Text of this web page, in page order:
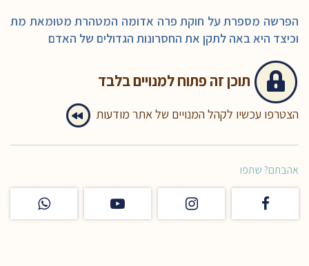
הפרשה מספרת על חוקת פרה אדומה המטהרת מטומאת מת
וכיצד היא באה לתקן את החסרונות הגדולים של האדם
תוכן זה פתוח למנויים בלבד
הצטרפו עכשיו לקהל המנויים של אתר מודעות
אהבתם? שתפו